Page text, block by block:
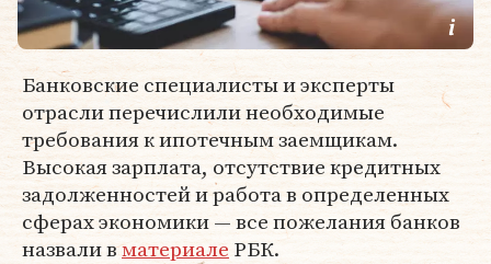
Банковские специалисты и эксперты
отрасли перечислили необходимые
требования к ипотечным заемщикам.
Высокая зарплата, отсутствие кредитных
задолженностей и работа в определенных
сферах экономики — все пожелания банков
назвали вматериале РБК.